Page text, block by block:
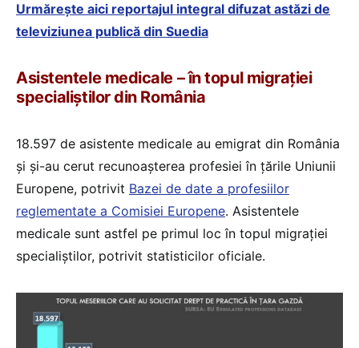
Urmărește aici reportajul integral difuzat astăzi de
televiziunea publică din Suedia
Asistentele medicale – în topul migrației
specialiștilor din România
18.597 de asistente medicale au emigrat din România
și și-au cerut recunoașterea profesiei în țările Uniunii
Europene, potrivit Bazei de date a profesiilor
reglementate a Comisiei Europene. Asistentele
medicale sunt astfel pe primul loc în topul migrației
specialiștilor, potrivit statisticilor oficiale.